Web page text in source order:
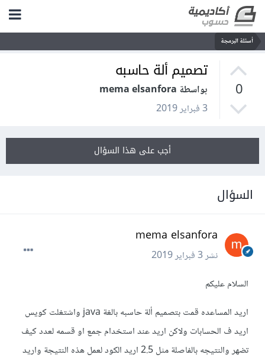
أسئلة البرمجة
0
تصميم ألة حاسبه
بواسطة mema elsanfora
3 فبراير 2019
أجب على هذا السؤال
السؤال
mema elsanfora
نشر3 فبراير 2019
السلام عليكم
اريد المساعده قمت بتصميم ألة حاسبه بالغة java واشتغلت كويس
اريد ف الحسابات ولاكن اريد عند استخدام جمع او قسمه لعدد كيف
تضهر والنتيجه بالفاصلة مثل 2.5 اريد الكود لعمل هذه النتيجة واريد